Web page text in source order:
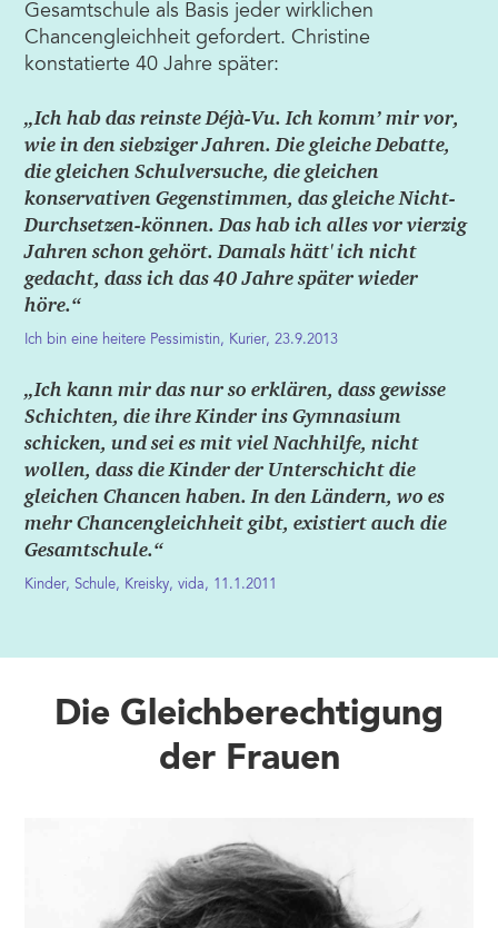
Gesamtschule als Basis jeder wirklichen
Chancengleichheit gefordert. Christine
konstatierte 40 Jahre später:
„Ich hab das reinste Déjà-Vu. Ich komm’ mir vor,
wie in den siebziger Jahren. Die gleiche Debatte,
die gleichen Schulversuche, die gleichen
konservativen Gegenstimmen, das gleiche Nicht-
Durchsetzen-können. Das hab ich alles vor vierzig
Jahren schon gehört. Damals hätt' ich nicht
gedacht, dass ich das 40 Jahre später wieder
höre.“
Ich bin eine heitere Pessimistin, Kurier, 23.9.2013
„Ich kann mir das nur so erklären, dass gewisse
Schichten, die ihre Kinder ins Gymnasium
schicken, und sei es mit viel Nachhilfe, nicht
wollen, dass die Kinder der Unterschicht die
gleichen Chancen haben. In den Ländern, wo es
mehr Chancengleichheit gibt, existiert auch die
Gesamtschule.“
Kinder, Schule, Kreisky, vida, 11.1.2011
Die Gleichberechtigung
der Frauen